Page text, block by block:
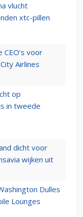
vlucht
xtc-pillen
CEO’s voor
Airlines
op
in tweede
dicht voor
wijken uit
Dulles
Lounges